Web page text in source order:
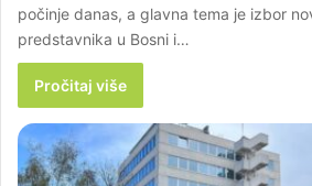
počinje danas, a glavna tema je izbor
predstavnika u Bosni i…
Pročitaj više